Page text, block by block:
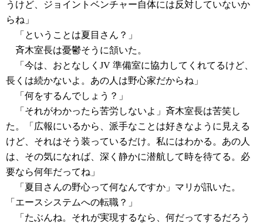
うけど、ジョイントベンチャー自体には反対していないか
らね」
「ということは夏目さん？」
斉木室長は憂鬱そうに頷いた。
「今は、おとなしくJV 準備室に協力してくれてるけど、
長くは続かないよ。あの人は野心家だからね」
「何をするんでしょう？」
「それがわかったら苦労しないよ」斉木室長は苦笑し
た。「広報にいるから、派手なことは好きなように見える
けど、それはそう装っているだけ。私にはわかる。あの人
は、その気になれば、深く静かに潜航して時を待てる。必
要なら何年だってね」
「夏目さんの野心って何なんですか」マリが訊いた。
「エースシステムへの転職？」
「たぶんね。それが実現するなら、何だってするだろう